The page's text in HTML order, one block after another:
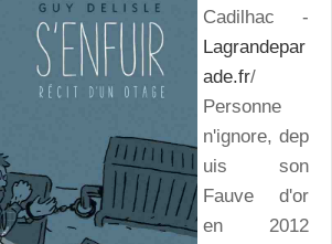
Cadilhac -
Lagrandepar
ade.fr/
Personne
n'ignore, dep
uis son
Fauve d'or
en 2012